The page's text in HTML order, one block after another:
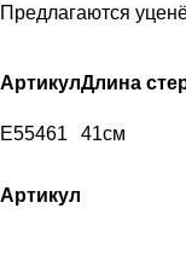
Предлагаются
АртикулДлина
E55461 41см
Артикул